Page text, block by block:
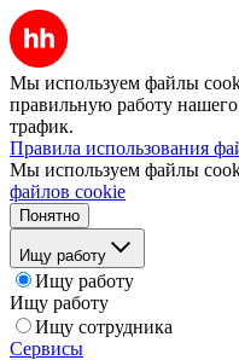
Мы используем файлы
правильную работу нашего
трафик.
Правила использования
Мы используем файлы
файлов cookie
Понятно
Ищу работу
Ищу работу
Ищу работу
Ищу сотрудника
Сервисы